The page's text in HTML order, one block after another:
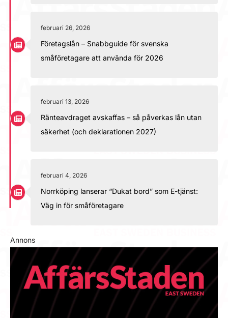
februari 26, 2026
Företagslån – Snabbguide för svenska
småföretagare att använda för 2026
februari 13, 2026
Ränteavdraget avskaffas – så påverkas lån utan
säkerhet (och deklarationen 2027)
februari 4, 2026
Norrköping lanserar “Dukat bord” som E-tjänst:
Väg in för småföretagare
Annons